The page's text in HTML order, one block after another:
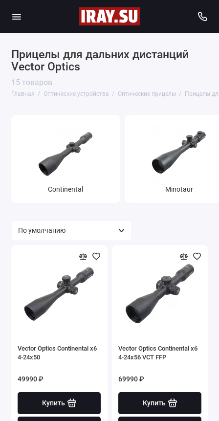
Прицелы для дальних дистанций
Vector Optics
15 товаров
Главная Оптические устройства Оптические прицелы Прицелы
Continental Minotaur
Vector Optics Continental x6
4-24x50
49990 ₽
Купить
Vector Optics Continental x6
4-24x56 VCT FFP
69990 ₽
Купить